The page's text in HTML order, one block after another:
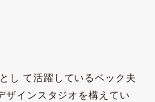
し て活躍しているベック夫
ザインスタジオを構えてい